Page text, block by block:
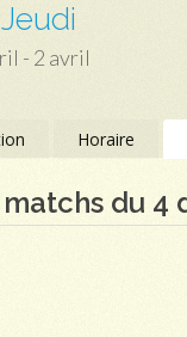
- 2 avril
Horaire
du 4